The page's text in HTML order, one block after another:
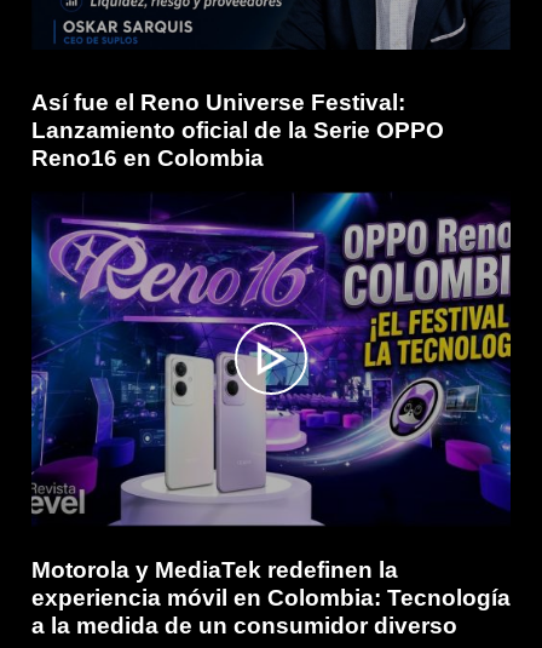
Así fue el Reno Universe Festival:
Lanzamiento oficial de la Serie OPPO
Reno16 en Colombia
Motorola y MediaTek redefinen la
experiencia móvil en Colombia: Tecnología
a la medida de un consumidor diverso